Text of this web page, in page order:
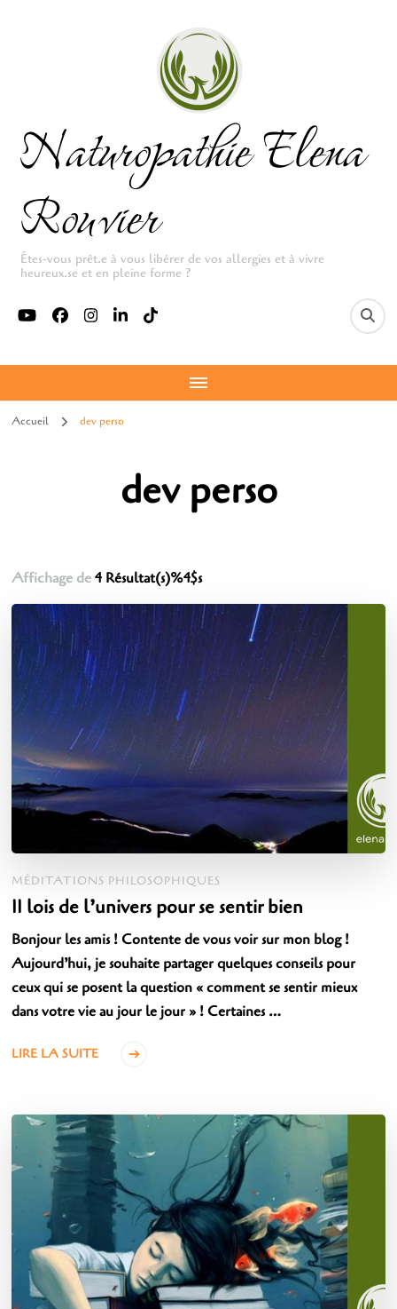
Naturopathie Elena
Rouvier
Êtes-vous prêt.e à vous libérer de vos allergies et à vivre
heureux.se et en pleine forme ?
Accueil dev perso
dev perso
Affichage de4 Résultat(s)%4$s
MÉDITATIONS PHILOSOPHIQUES
11 lois de l’univers pour se sentir bien
Bonjour les amis ! Contente de vous voir sur mon blog !
Aujourd’hui, je souhaite partager quelques conseils pour
ceux qui se posent la question « comment se sentir mieux
dans votre vie au jour le jour » ! Certaines …
LIRE LA SUITE